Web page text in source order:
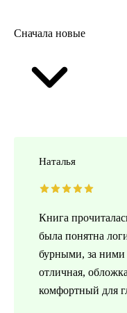
Сначала новые
Наталья
Книга
была понятна
бурными, за ними
отличная,
комфортный для